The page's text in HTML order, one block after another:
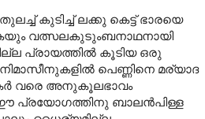
കുടിച്ച് ലക്കു കെട്ട് ഭാരയെ
വത്സലകുടുംബനാഥനായി
പ്രായത്തിൽ കൂടിയ ഒരു
പെണ്ണിനെ മര്യാദ
വരെ അനുകൂലഭാവം
പ്രയോഗത്തിനു ബാലൻപിള്ള